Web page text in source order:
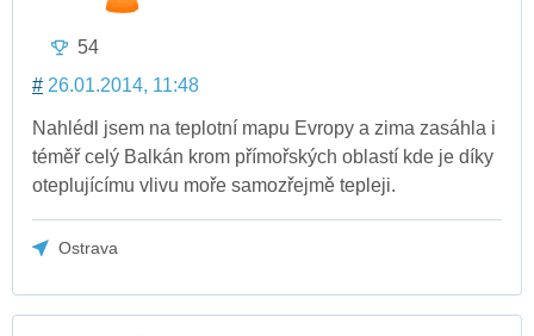
54
# 26.01.2014, 11:48
Nahlédl jsem na teplotní mapu Evropy a zima zasáhla i
téměř celý Balkán krom přímořských oblastí kde je díky
oteplujícímu vlivu moře samozřejmě tepleji.
Ostrava